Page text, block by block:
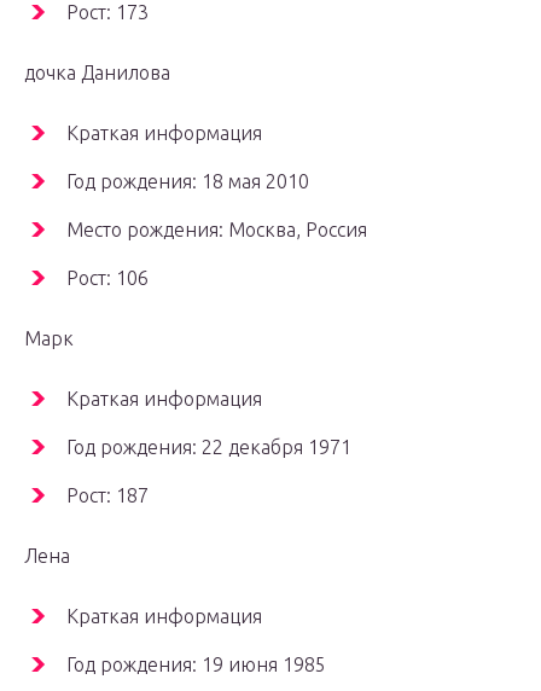
Рост: 173
дочка Данилова
Краткая информация
Год рождения: 18 мая 2010
Место рождения: Москва, Россия
Рост: 106
Марк
Краткая информация
Год рождения: 22 декабря 1971
Рост: 187
Лена
Краткая информация
Год рождения: 19 июня 1985